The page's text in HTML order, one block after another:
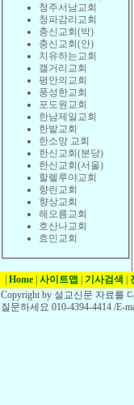
청주서남교회
청파감리교회
충신교회(박)
충신교회(안)
치유하는교회
캘거리교회
평안의교회
풍성한교회
포도원교회
한남제일교회
한밭교회
한소망 교회
한신교회(분당)
한신교회(서울)
할렐루야교회
향린교회
향상교회
해오름교회
호산나교회
효민교회
Home 사이트맵 기사검색
Copyright by 설교신문 자료를
질문하세요 010-4394-4414 /E-